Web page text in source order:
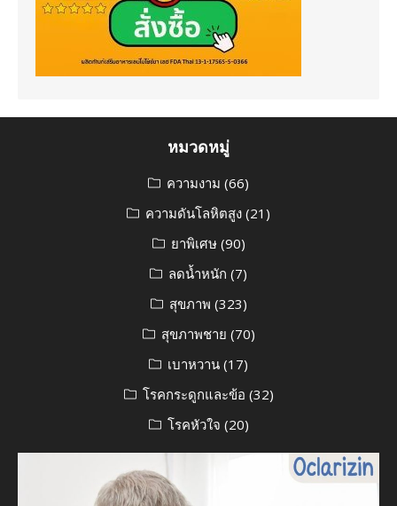
หมวดหมู่
ความงาม (66)
ความดันโลหิตสูง (21)
ยาพิเศษ(90)
ลดน้ำหนัก (7)
สุขภาพ (323)
สุขภาพชาย (70)
เบาหวาน (17)
โรคกระดูกและข้อ (32)
โรคหัวใจ (20)